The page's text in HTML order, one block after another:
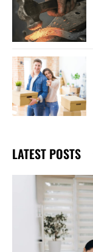
LATEST POSTS